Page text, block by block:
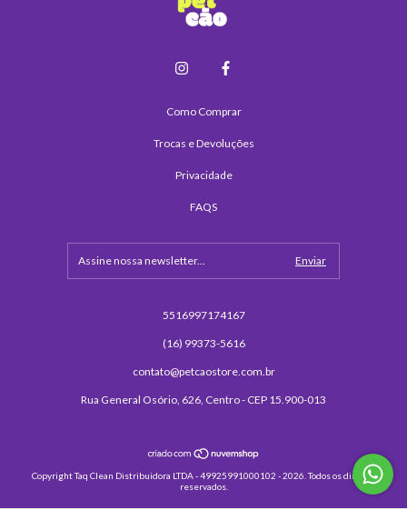
Como Comprar
Trocas e Devoluções
Privacidade
FAQS
5516997174167
(16) 99373-5616
contato@petcaostore.com.br
Rua General Osório, 626, Centro - CEP 15.900-013
Copyright Taq Clean Distribuidora LTDA - 49925991000102 - 2026. Todos os direitos
reservados.